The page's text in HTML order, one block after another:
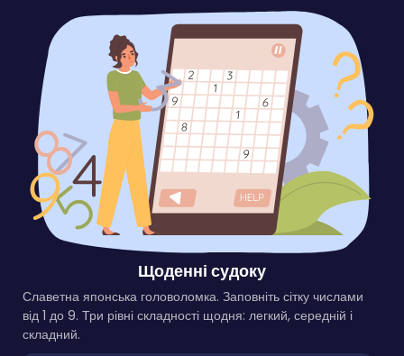
Щоденні судоку
Славетна японська головоломка. Заповніть сітку числами
від 1 до 9. Три рівні складності щодня: легкий, середній і
складний.